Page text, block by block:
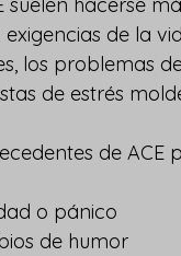
de la
los problemas
de estrés
de ACE
o pánico
de humor